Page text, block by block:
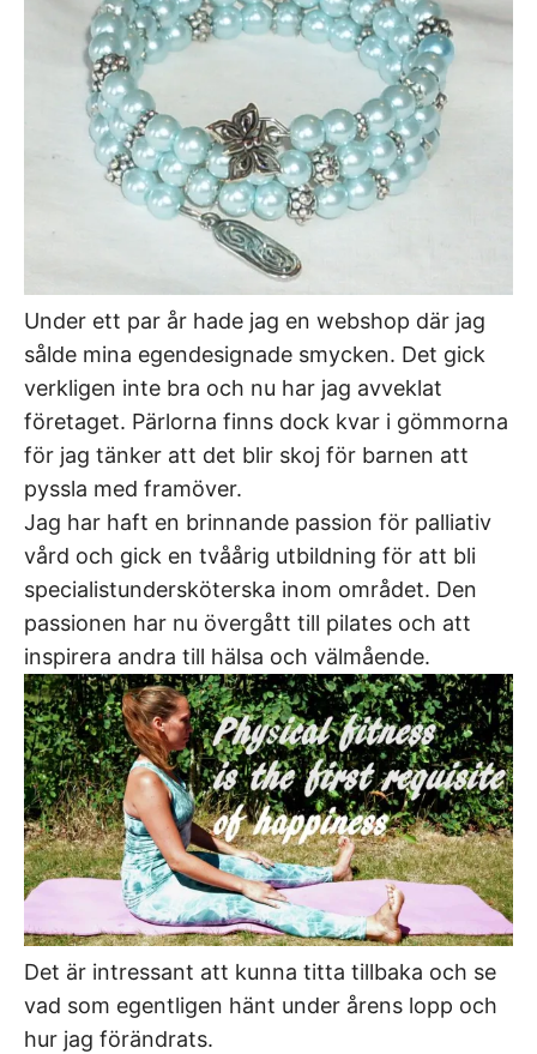
Under ett par år hade jag en webshop där jag
sålde mina egendesignade smycken. Det gick
verkligen inte bra och nu har jag avveklat
företaget. Pärlorna finns dock kvar i gömmorna
för jag tänker att det blir skoj för barnen att
pyssla med framöver.
Jag har haft en brinnande passion för palliativ
vård och gick en tvåårig utbildning för att bli
specialistundersköterska inom området. Den
passionen har nu övergått till pilates och att
inspirera andra till hälsa och välmående.
Det är intressant att kunna titta tillbaka och se
vad som egentligen hänt under årens lopp och
hur jag förändrats.